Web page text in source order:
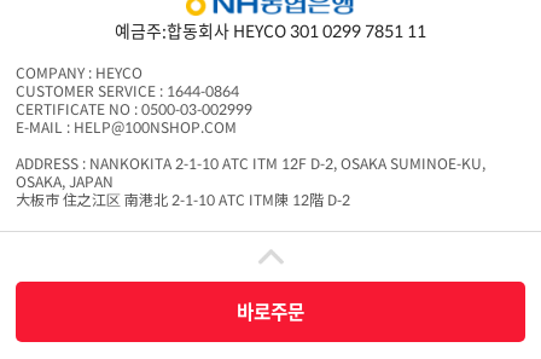
바로주문
예금주:합동회사 HEYCO 301 0299 7851 11
COMPANY : HEYCO
CUSTOMER SERVICE : 1644-0864
CERTIFICATE NO : 0500-03-002999
E-MAIL : HELP@100NSHOP.COM
ADDRESS : NANKOKITA 2-1-10 ATC ITM 12F D-2, OSAKA SUMINOE-KU,
OSAKA, JAPAN
大板市 住之江区 南港北 2-1-10 ATC ITM陳 12階 D-2
등과 관련한 의무와 책임은 각 판매자에게 있습니다.